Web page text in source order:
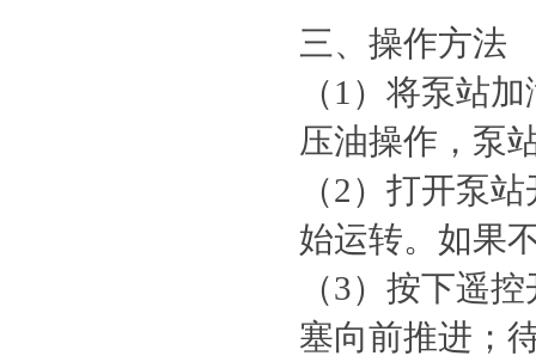
三、操作方法
（1）将泵站
压油操作，泵
（2）打开泵
始运转。如果
（3）按下遥
塞向前推进；